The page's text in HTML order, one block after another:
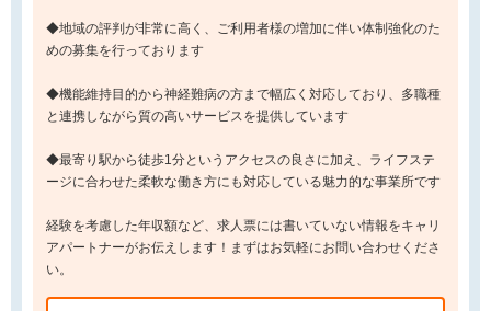
◆地域の評判が非常に高く、ご利用者様の増加に伴い体制強化のた
めの募集を行っております
◆機能維持目的から神経難病の方まで幅広く対応しており、多職種
と連携しながら質の高いサービスを提供しています
◆最寄り駅から徒歩1分というアクセスの良さに加え、ライフステ
ージに合わせた柔軟な働き方にも対応している魅力的な事業所です
経験を考慮した年収額など、求人票には書いていない情報をキャリ
アパートナーがお伝えします！まずはお気軽にお問い合わせくださ
い。